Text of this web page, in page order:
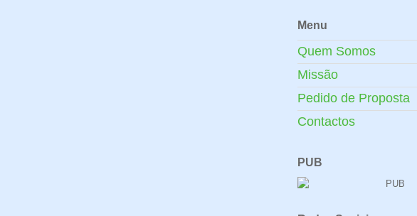
Menu
Quem Somos
Missão
Pedido de Proposta
Contactos
PUB